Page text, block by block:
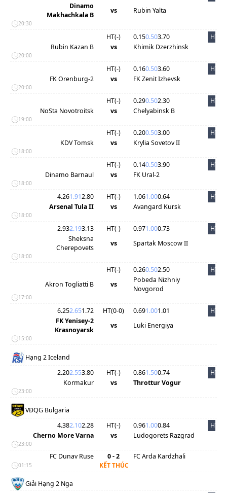
Dinamo
Makhachkala B
vs Rubin Yalta
20:30
HT(-) 0.150.503.70
HT
Rubin Kazan B
vs Khimik Dzerzhinsk
20:00
HT(-) 0.160.503.60
HT
FK Orenburg-2
vs FK Zenit Izhevsk
20:00
HT(-) 0.290.502.30
HT
NoSta Novotroitsk
vs Chelyabinsk B
19:00
HT(-) 0.200.503.00
HT
KDV Tomsk
vs Krylia Sovetov II
18:00
HT(-) 0.140.503.90
HT
Dinamo Barnaul
vs FK Ural-2
18:00
4.261.912.80 HT(-) 1.061.000.64
HT
Arsenal Tula II
vs Avangard Kursk
18:00
2.932.193.13 HT(-) 0.971.000.73
HT
Sheksna
Cherepovets
vs Spartak Moscow II
18:00
HT(-) 0.260.502.50
HT
Akron Togliatti B
vs
Pobeda Nizhniy
Novgorod
17:00
6.252.651.72 HT(0-0) 0.691.001.01
HT
FK Yenisey-2
Krasnoyarsk
vs Luki Energiya
15:00
Hạng 2 Iceland
2.202.553.80 HT(-) 0.861.500.74
HT
Kormakur
vs Throttur Vogur
23:00
VĐQG Bulgaria
4.382.102.28 HT(-) 0.961.000.84
HT
Cherno More Varna
vs Ludogorets Razgrad
23:00
FC Dunav Ruse 0 - 2 FC Arda Kardzhali
01:15 KẾT THÚC
Giải Hạng 2 Nga